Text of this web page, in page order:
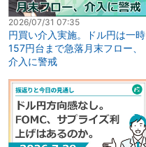
2026/07/31 07:35
円買い介入実施。ドル円は一時
157円台まで急落月末フロー、
介入に警戒